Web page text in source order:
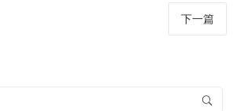
下一篇